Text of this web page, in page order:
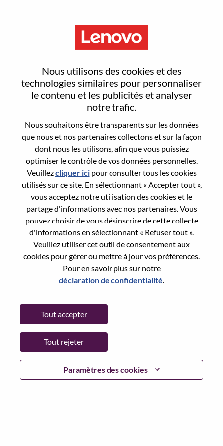
Nous utilisons des cookies et des
technologies similaires pour personnaliser
le contenu et les publicités et analyser
notre trafic.
Nous souhaitons être transparents sur les données
que nous et nos partenaires collectons et sur la façon
dont nous les utilisons, afin que vous puissiez
optimiser le contrôle de vos données personnelles.
Veuillezcliquer icipour consulter tous les cookies
utilisés sur ce site. En sélectionnant « Accepter tout »,
vous acceptez notre utilisation des cookies et le
partage d'informations avec nos partenaires. Vous
pouvez choisir de vous désinscrire de cette collecte
d'informations en sélectionnant « Refuser tout ».
Veuillez utiliser cet outil de consentement aux
cookies pour gérer ou mettre à jour vos préférences.
Pour en savoir plus sur notre
déclaration de confidentialité.
Paramètres des cookies
Tout accepter
Tout rejeter
Reset password
Are you sure you want to reset your
Enter the email address associated with your
account, then click "Continue".
We will email you a link to reset your
password.
Reset password with your e-mail
E-mail*
Continue
Go Back